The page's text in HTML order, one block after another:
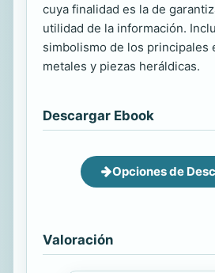
cuya finalidad es la de
utilidad de la información.
simbolismo de los principales
metales y piezas heráldicas.
Descargar Ebook
Opciones de
Valoración